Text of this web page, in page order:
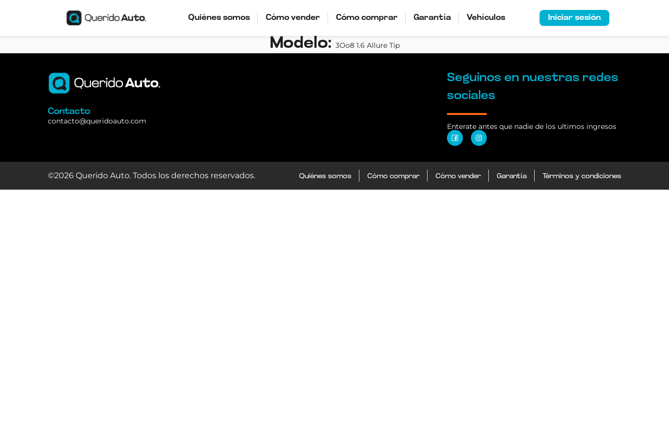
Quiénes somos Cómo vender Cómo comprar Garantía Vehículos Iniciar sesión
Modelo: 3Oo8 1.6 Allure Tip
Contacto
contacto@queridoauto.com
Seguinos en nuestras redes
sociales
Enterate antes que nadie de los ultimos ingresos
©2026 Querido Auto. Todos los derechos reservados. Quiénes somos Cómo comprar Cómo vender Garantía Términos y condiciones